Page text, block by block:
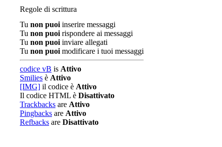
Regole di scrittura
Tu non puoi inserire messaggi
Tu non puoi rispondere ai messaggi
Tu non puoi inviare allegati
Tu non puoi modificare i tuoi messaggi
codice vB is Attivo
Smilies è Attivo
[IMG] il codice è Attivo
Il codice HTML è Disattivato
Trackbacks are Attivo
Pingbacks are Attivo
Refbacks are Disattivato